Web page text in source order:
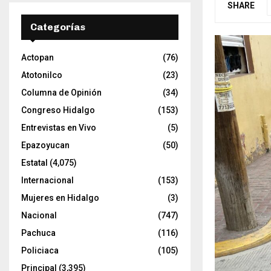
SHARE
Categorías
Actopan
(76)
Atotonilco
(23)
Columna de Opinión
(34)
Congreso Hidalgo
(153)
Entrevistas en Vivo
(5)
Epazoyucan
(50)
Estatal (4,075)
Internacional
(153)
Mujeres en Hidalgo
(3)
Nacional
(747)
Pachuca
(116)
Policiaca
(105)
Principal (3,395)